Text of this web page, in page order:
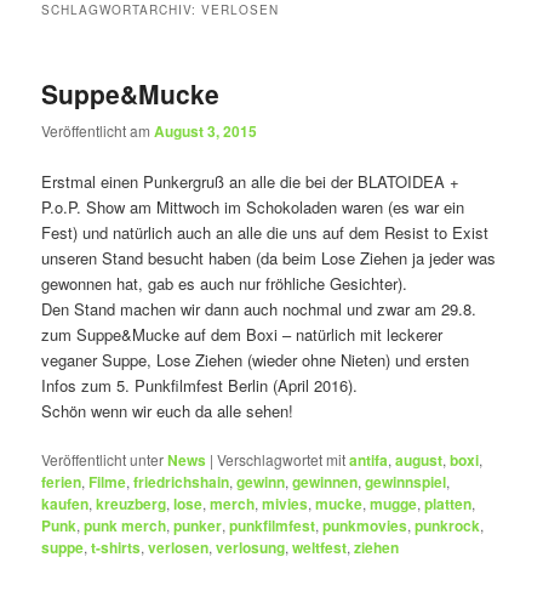
SCHLAGWORTARCHIV:VERLOSEN
Suppe&Mucke
Veröffentlicht amAugust 3, 2015
Erstmal einen Punkergruß an alle die bei der BLATOIDEA +
P.o.P. Show am Mittwoch im Schokoladen waren (es war ein
Fest) und natürlich auch an alle die uns auf dem Resist to Exist
unseren Stand besucht haben (da beim Lose Ziehen ja jeder was
gewonnen hat, gab es auch nur fröhliche Gesichter).
Den Stand machen wir dann auch nochmal und zwar am 29.8.
zum Suppe&Mucke auf dem Boxi – natürlich mit leckerer
veganer Suppe, Lose Ziehen (wieder ohne Nieten) und ersten
Infos zum 5. Punkfilmfest Berlin (April 2016).
Schön wenn wir euch da alle sehen!
Veröffentlicht unterNews |Verschlagwortet mitantifa,august,boxi,
ferien, Filme,friedrichshain,gewinn,gewinnen,gewinnspiel,
kaufen,kreuzberg,lose,merch,mivies,mucke,mugge,platten,
Punk,punk merch,punker,punkfilmfest,punkmovies,punkrock,
suppe,t-shirts,verlosen,verlosung,weltfest,ziehen